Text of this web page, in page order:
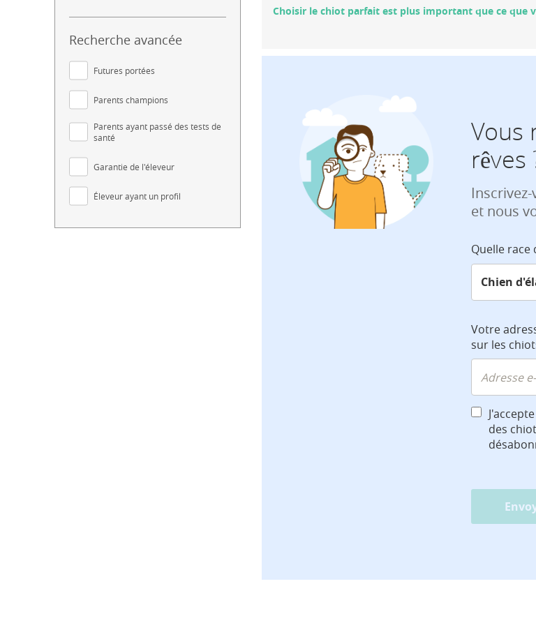
Recherche avancée
Futures portées
Parents champions
Parents ayant passé des tests de
santé
Garantie de l'éleveur
Éleveur ayant un profil
Choisir le chiot parfait est plus important que ce que
Vous
rêves
et nous
Quelle race
Votre
sur les
des